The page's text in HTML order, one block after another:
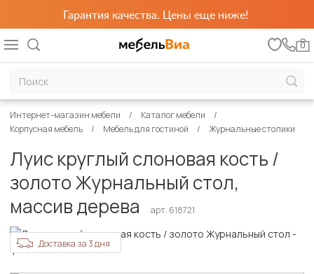
Гарантия качества. Цены еще ниже!
0
Интернет-магазин мебели
Каталог мебели
Корпусная мебель
Мебель для гостиной Журнальные столики
Луис круглый слоновая кость /
золото Журнальный стол,
массив дерева
арт. 618721
Доставка за 3 дня